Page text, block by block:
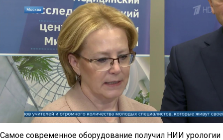
Самое современное оборудование получил НИИ урологии